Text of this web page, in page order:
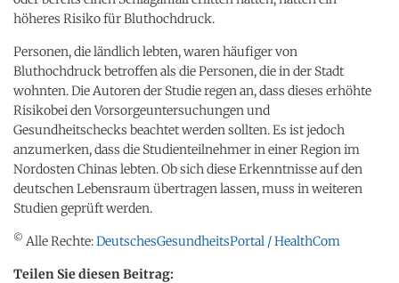
höheres Risiko für Bluthochdruck.
Personen, die ländlich lebten, waren häufiger von
Bluthochdruck betroffen als die Personen, die in der Stadt
wohnten. Die Autoren der Studie regen an, dass dieses erhöhte
Risikobei den Vorsorgeuntersuchungen und
Gesundheitschecks beachtet werden sollten. Es ist jedoch
anzumerken, dass die Studienteilnehmer in einer Region im
Nordosten Chinas lebten. Ob sich diese Erkenntnisse auf den
deutschen Lebensraum übertragen lassen, muss in weiteren
Studien geprüft werden.
© Alle Rechte:DeutschesGesundheitsPortal / HealthCom
Teilen Sie diesen Beitrag: